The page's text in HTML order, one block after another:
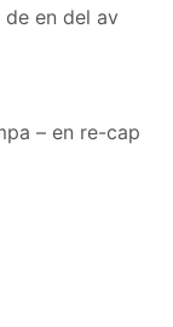
en del av
– en re-cap